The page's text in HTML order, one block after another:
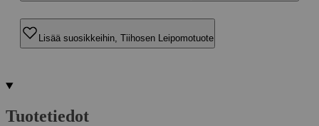
Lisää suosikkeihin, Tiihosen Leipomotuote
Tuotetiedot